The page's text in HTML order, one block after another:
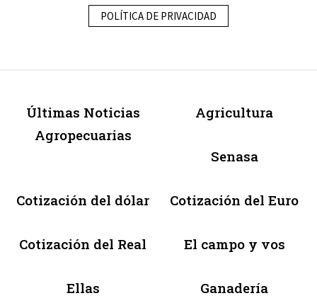
POLÍTICA DE PRIVACIDAD
Últimas Noticias
Agropecuarias
Agricultura
Senasa
Cotización del dólar Cotización del Euro
Cotización del Real El campo y vos
Ellas Ganadería